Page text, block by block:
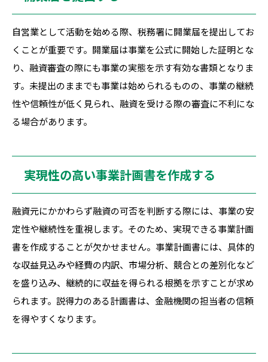
自営業として活動を始める際、税務署に開業届を提出してお
くことが重要です。開業届は事業を公式に開始した証明とな
り、融資審査の際にも事業の実態を示す有効な書類となりま
す。未提出のままでも事業は始められるものの、事業の継続
性や信頼性が低く見られ、融資を受ける際の審査に不利にな
る場合があります。
実現性の高い事業計画書を作成する
融資元にかかわらず融資の可否を判断する際には、事業の安
定性や継続性を重視します。そのため、実現できる事業計画
書を作成することが欠かせません。事業計画書には、具体的
な収益見込みや経費の内訳、市場分析、競合との差別化など
を盛り込み、継続的に収益を得られる根拠を示すことが求め
られます。説得力のある計画書は、金融機関の担当者の信頼
を得やすくなります。